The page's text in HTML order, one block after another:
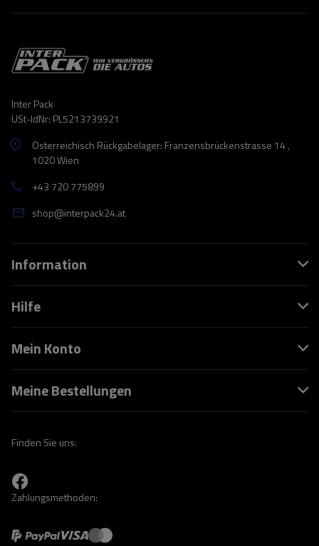
Inter Pack
USt-IdNr: PL5213739921
Österreichisch Rückgabelager: Franzensbrückenstrasse 14 ,
1020 Wien
+43 720 775899
shop@interpack24.at
Information
Hilfe
Mein Konto
Meine Bestellungen
Finden Sie uns:
Zahlungsmethoden: